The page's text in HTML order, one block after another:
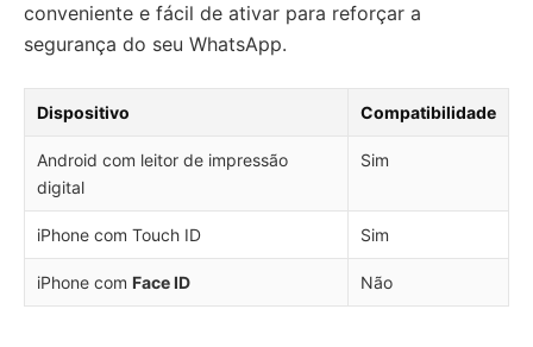
conveniente e fácil de ativar para reforçar a
segurança do seu WhatsApp.
Dispositivo Compatibilidade
Android com leitor de impressão
digital
Sim
iPhone com Touch ID Sim
iPhone com Face ID Não